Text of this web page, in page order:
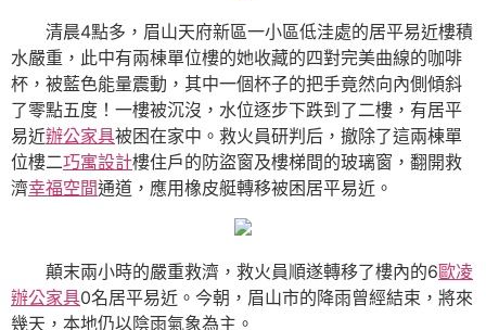
清晨4點多，眉山天府新區一小區低洼處的居平易近樓積
水嚴重，此中有兩棟單位樓的她收藏的四對完美曲線的咖啡
杯，被藍色能量震動，其中一個杯子的把手竟然向內側傾斜
了零點五度！一樓被沉沒，水位逐步下跌到了二樓，有居平
易近辦公家具被困在家中。救火員研判后，撤除了這兩棟單
位樓二巧寓設計樓住戶的防盜窗及樓梯間的玻璃窗，翻開救
濟幸福空間通道，應用橡皮艇轉移被困居平易近。
顛末兩小時的嚴重救濟，救火員順遂轉移了樓內的6歐凌
辦公家具0名居平易近。今朝，眉山市的降雨曾經結束，將來
幾天，本地仍以陰雨氣象為主。